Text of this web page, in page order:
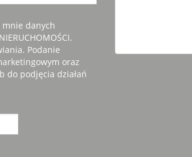
danych
Podanie
oraz
do podjęcia działań